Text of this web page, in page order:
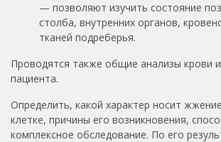
— позволяют изучить состояние
столба, внутренних органов,
тканей подреберья.
Проводятся также общие анализы крови
пациента.
Определить, какой характер носит
клетке, причины его возникновения,
комплексное обследование. По его